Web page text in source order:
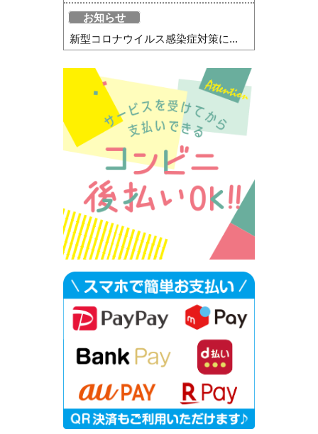
お知らせ
新型コロナウイルス感染症対策に...